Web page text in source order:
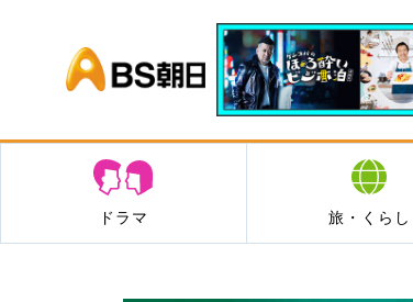
BS朝日
ドラマ 旅・くらし